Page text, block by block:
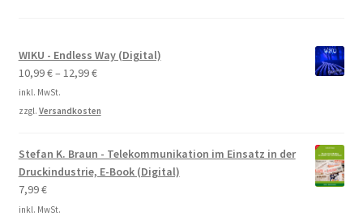
WIKU - Endless Way (Digital)
10,99€– 12,99€
inkl. MwSt.
zzgl. Versandkosten
Stefan K. Braun - Telekommunikation im Einsatz in der
Druckindustrie, E-Book (Digital)
7,99€
inkl. MwSt.